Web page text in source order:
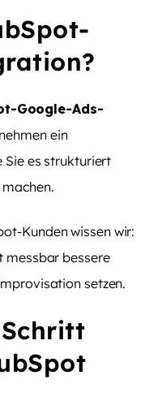
Google-Ads-
ein
Sie es strukturiert
Kunden wissen wir:
messbar bessere
setzen.